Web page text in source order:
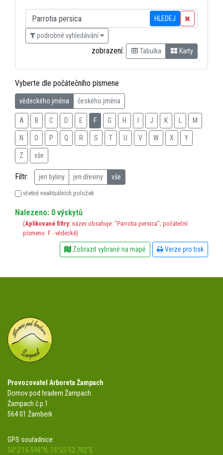
HLEDEJ
podrobné vyhledávání
zobrazení: Tabulka Karty
Vyberte dle počátečního písmene
vědeckého jména českého jména
A B C D E F G H J K M
N O P Q R S T U V W X Y
Z vše
Filtr: jen byliny jen dřeviny vše
včetně neaktuálních položek
Nalezeno: 0 výskytů
(Aplikované filtry: název obsahuje: "Parrotia persica"; počáteční
písmeno: F - vědecké)
Zobrazit vybrané na mapě Verze pro tisk
Provozovatel Arboreta Žampach
Domov pod hradem Žampach
Žampach č.p.1
564 01 Žamberk
GPS souřadnice:
50°2'16.598"N, 16°25'52.702"E